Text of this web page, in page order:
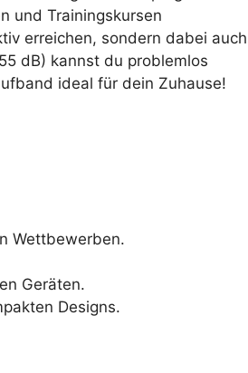
und Trainingskursen
erreichen, sondern dabei auch
dB) kannst du problemlos
ideal für dein Zuhause!
Wettbewerben.
Geräten.
Designs.